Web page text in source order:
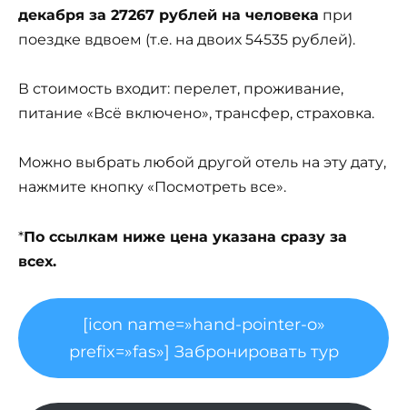
декабря за 27267 рублей на человека при
поездке вдвоем (т.е. на двоих 54535 рублей).
В стоимость входит: перелет, проживание,
питание «Всё включено», трансфер, страховка.
Можно выбрать любой другой отель на эту дату,
нажмите кнопку «Посмотреть все».
*По ссылкам ниже цена указана сразу за
всех.
[icon name=»hand-pointer-o»
prefix=»fas»] Забронировать тур